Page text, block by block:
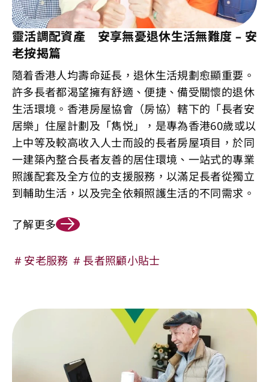
靈活調配資產 安享無憂退休生活無難度 – 安
老按揭篇
隨着香港人均壽命延長，退休生活規劃愈顯重要。
許多長者都渴望擁有舒適、便捷、備受關懷的退休
生活環境。香港房屋協會（房協）轄下的「長者安
居樂」住屋計劃及「雋悦」，是專為香港60歲或以
上中等及較高收入人士而設的長者房屋項目，於同
一建築內整合長者友善的居住環境、一站式的專業
照護配套及全方位的支援服務，以滿足長者從獨立
到輔助生活，以及完全依賴照護生活的不同需求。
了解更多
安老服務 長者照顧小貼士